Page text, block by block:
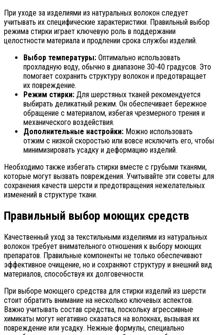
При уходе за изделиями из натуральных волокон следует
учитывать их специфические характеристики. Правильный выбор
режима стирки играет ключевую роль в поддержании
целостности материала и продлении срока службы изделий.
Выбор температуры: Оптимально использовать
прохладную воду, обычно в диапазоне 30-40 градусов. Это
помогает сохранить структуру волокон и предотвращает
их повреждение.
Режим стирки: Для шерстяных тканей рекомендуется
выбирать деликатный режим. Он обеспечивает бережное
обращение с материалом, избегая чрезмерного трения и
механического воздействия.
Дополнительные настройки: Можно использовать
отжим с низкой скоростью или вовсе исключить его, чтобы
минимизировать усадку и деформацию изделий.
Необходимо также избегать стирки вместе с грубыми тканями,
которые могут вызвать повреждения. Учитывайте эти советы для
сохранения качеств шерсти и предотвращения нежелательных
изменений в структуре ткани.
Правильный выбор моющих средств
Качественный уход за текстильными изделиями из натуральных
волокон требует внимательного отношения к выбору моющих
препаратов. Правильные компоненты не только обеспечивают
эффективное очищение, но и сохраняют структуру и внешний вид
материалов, способствуя их долговечности.
При выборе моющего средства для стирки изделий из шерсти
стоит обратить внимание на несколько ключевых аспектов.
Важно учитывать состав средства, поскольку агрессивные
химикаты могут негативно сказаться на волокнах, вызывая их
повреждение или усадку. Нежные формулы, специально